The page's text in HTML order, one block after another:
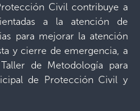
Civil contribuye a
a la atención de
para mejorar la atención
y cierre de emergencia, a
de Metodología para
de Protección Civil y